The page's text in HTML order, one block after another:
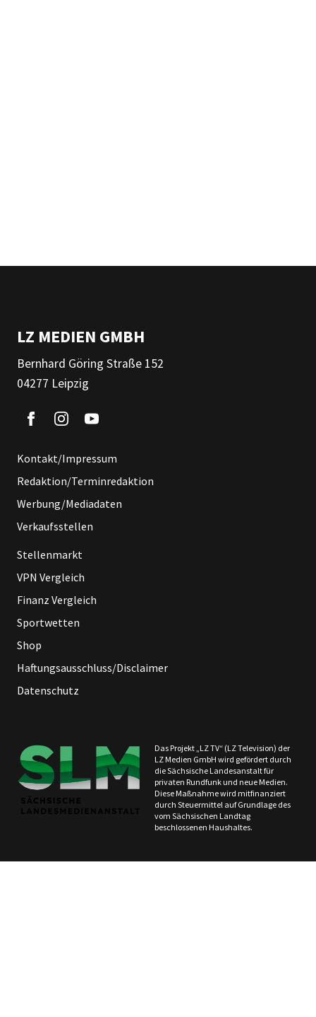
LZ MEDIEN GMBH
Bernhard Göring Straße 152
04277 Leipzig
Kontakt/Impressum
Redaktion/Terminredaktion
Werbung/Mediadaten
Verkaufsstellen
Stellenmarkt
VPN Vergleich
Finanz Vergleich
Sportwetten
Shop
Haftungsausschluss/Disclaimer
Datenschutz
Das Projekt „LZ TV“ (LZ Television) der
LZ Medien GmbH wird gefördert durch
die Sächsische Landesanstalt für
privaten Rundfunk und neue Medien.
Diese Maßnahme wird mitfinanziert
durch Steuermittel auf Grundlage des
vom Sächsischen Landtag
beschlossenen Haushaltes.